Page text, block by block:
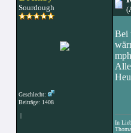
Sourdough
Geschlecht:
Beiträge: 1408
|
(
Bei
In